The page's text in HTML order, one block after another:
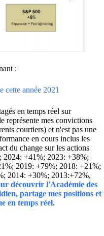
:
cette année 2021
en temps réel sur
représente mes convictions
courtiers) et n'est pas une
en cours inclus les
du change sur les actions
2024: +41%; 2023: +38%;
2019: +79%; 2018: +21%;
2014: +30%; 2013:+72%,
découvrir l'Académie des
partage mes positions et
en temps réel.